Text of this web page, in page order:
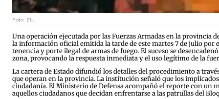
Foto: EU.
Una operación ejecutada por las Fuerzas Armadas en la provincia
la información oficial emitida la tarde de este martes 7 de julio por
tenencia y porte ilegal de armas de fuego. El suceso se
zona, provocando la respuesta inmediata y el uso legítimo de la
La cartera de Estado difundió los detalles del procedimiento a
que operan en la provincia. La institución señaló que los
ciudadanía. El Ministerio de Defensa acompañó el reporte con un
aquellos ciudadanos que decidan enfrentarse a las patrullas del